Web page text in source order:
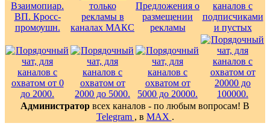
Администратор всех каналов - по любым вопросам! В
Telegram , в MAX .